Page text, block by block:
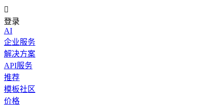

登录
AI
企业服务
解决方案
API服务
推荐
模板社区
价格